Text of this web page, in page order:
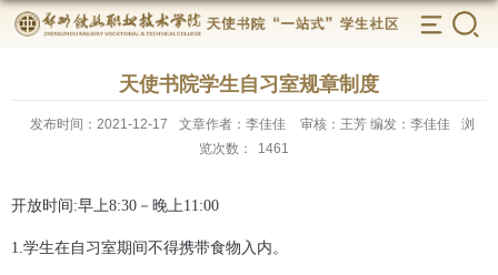
天使书院学生自习室规章制度
发布时间：2021-12-17 文章作者：李佳佳 审核：王芳 编发：李佳佳
浏
览次数：
1461
开放时间 :早上8:30 －晚上11:00
1.学生在自习室期间不得携带食物入内。